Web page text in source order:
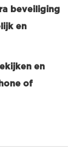
beveiliging
en
en
of